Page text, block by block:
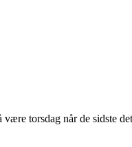
torsdag når de sidste